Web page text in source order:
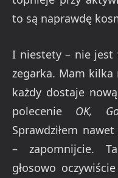
to są naprawdę
I niestety – nie jest
zegarka. Mam
każdy dostaje
polecenie OK,
Sprawdziłem
– zapomnijcie.
głosowo